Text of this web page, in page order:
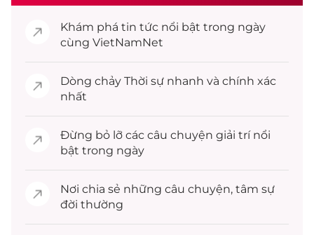
Khám phá tin tức nổi bật trong ngày
cùng VietNamNet
Dòng chảy Thời sự nhanh và chính xác
nhất
Đừng bỏ lỡ các câu chuyện giải trínổi
bật trong ngày
Nơi chia sẻ những câu chuyện, tâm sự
đời thường